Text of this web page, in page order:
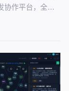
协作平台，全方